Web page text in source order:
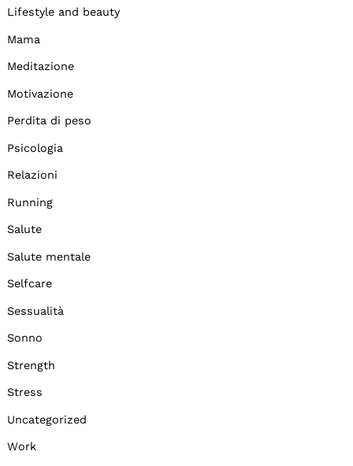
Lifestyle and beauty
Mama
Meditazione
Motivazione
Perdita di peso
Psicologia
Relazioni
Running
Salute
Salute mentale
Selfcare
Sessualità
Sonno
Strength
Stress
Uncategorized
Work